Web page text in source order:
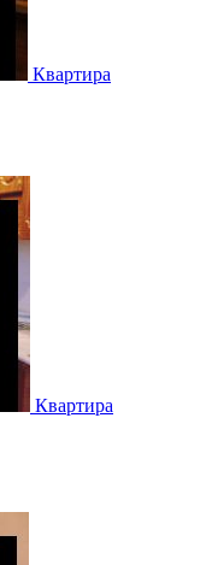
Квартира
Квартира